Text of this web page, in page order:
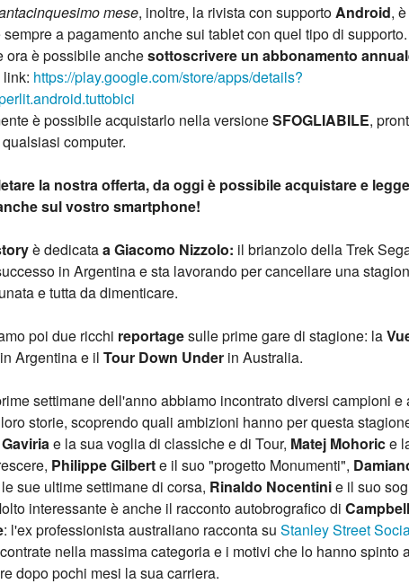
mese, inoltre, la rivista con supportoAndroid, è
a pagamento anche sui tablet con quel tipo di supporto.
ora è possibile anchesottoscrivere un abbonamento
https://play.google.com/store/apps/details?
è possibile acquistarlo nella versioneSFOGLIABILE,
computer.
la nostra offerta, da oggi è possibile acquistare e
sul vostro smartphone!
è dedicataa Giacomo Nizzolo: il brianzolo della Trek
in Argentina e sta lavorando per cancellare una
e tutta da dimenticare.
poi due ricchi reportagesulle prime gare di stagione: la
in Argentina e il Tour Down Under in Australia.
settimane dell'anno abbiamo incontrato diversi campioni e
storie, scoprendo quali ambizioni hanno per questa
e la sua voglia di classiche e di Tour, Matej Mohorice
Philippe Gilberte il suo "progetto Monumenti",
sue ultime settimane di corsa, Rinaldo Nocentinie il suo
interessante è anche il racconto autobrografico di Campbell
: l'ex professionista australiano racconta su Stanley Street
nella massima categoria e i motivi che lo hanno spinto
dopo pochi mesi la sua carriera.